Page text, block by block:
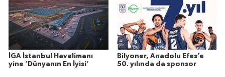
İGA İstanbul Havalimanı
yine ‘Dünyanın En İyisi’
Bilyoner, Anadolu Efes’e
50. yılında da sponsor